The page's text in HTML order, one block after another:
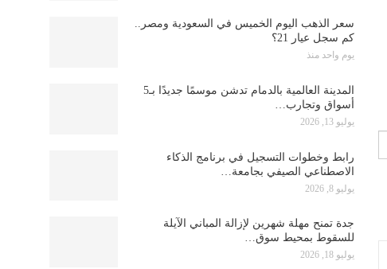
سعر الذهب اليوم الخميس في السعودية ومصر..
كم سجل عيار 21؟
يوم واحد منذ
المدينة العالمية بالدمام تدشن موسمًا جديدًا بـ5
أسواق وتجارب…
يوليو 13, 2026
رابط وخطوات التسجيل في برنامج الذكاء
الاصطناعي الصيفي بجامعة…
يوليو 8, 2026
جدة تمنح مهلة شهرين لإزالة المباني الآيلة
للسقوط بمحيط سوق…
يوليو 18, 2026